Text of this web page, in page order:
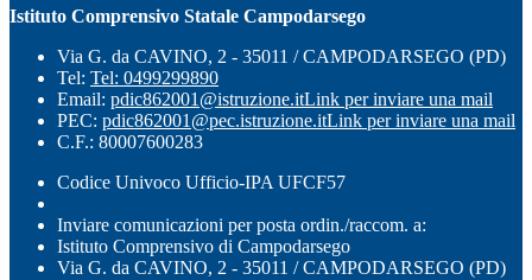
Istituto Comprensivo Statale Campodarsego
Via G. da CAVINO, 2 - 35011 / CAMPODARSEGO (PD)
Tel: Tel: 0499299890
Email: pdic862001@istruzione.itLink per inviare una mail
PEC: pdic862001@pec.istruzione.itLink per inviare una mail
C.F.: 80007600283
Codice Univoco Ufficio-IPA UFCF57
Inviare comunicazioni per posta ordin./raccom. a:
Istituto Comprensivo di Campodarsego
Via G. da CAVINO, 2 - 35011 / CAMPODARSEGO (PD)